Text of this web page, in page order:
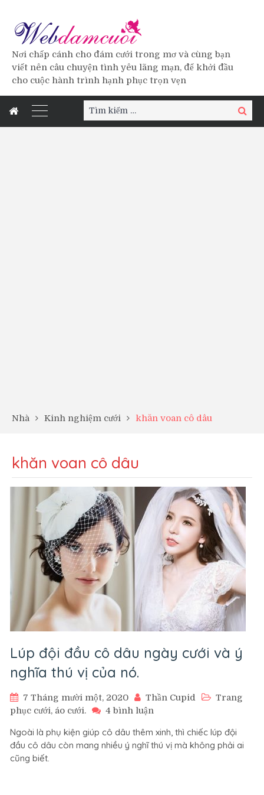
Nơi chấp cánh cho đám cưới trong mơ và cùng bạn
viết nên câu chuyện tình yêu lãng mạn, để khởi đầu
cho cuộc hành trình hạnh phục trọn vẹn
Tìm
kiếm:
Tìm
kiếm
Nhà Kinh nghiệm cưới khăn voan cô dâu
khăn voan cô dâu
Lúp đội đầu cô dâu ngày cưới và ý
nghĩa thú vị của nó.
7 Tháng mười một, 2020 Thần Cupid
Trang
phục cưới, áo cưới.
4 bình luận
đội
đầu
Ngoài là phụ kiện giúp cô dâu thêm xinh, thì chiếc lúp đội
đầu cô dâu còn mang nhiều ý nghĩ thú vị mà không phải ai
cũng biết.